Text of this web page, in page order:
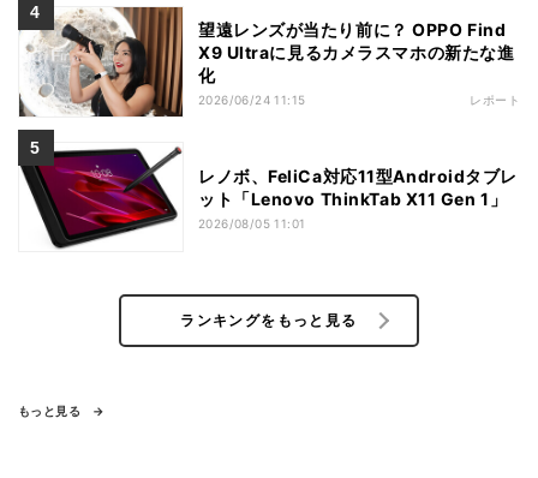
望遠レンズが当たり前に？ OPPO Find
X9 Ultraに見るカメラスマホの新たな進
化
2026/06/24 11:15 レポート
レノボ、FeliCa対応11型Androidタブレ
ット「Lenovo ThinkTab X11 Gen 1」
2026/08/05 11:01
ランキングをもっと見る
もっと見る